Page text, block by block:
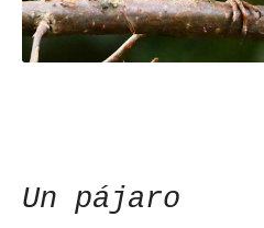
Un pájaro